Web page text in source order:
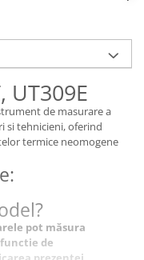
de masurare a
si tehnicieni, oferind
termice neomogene
pot măsura
de